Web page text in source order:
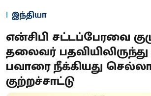
இந்தியா
என்சிபி சட்டப்பேரவை
தலைவர்
பவாரை நீக்கியது
குற்றச்சாட்டு